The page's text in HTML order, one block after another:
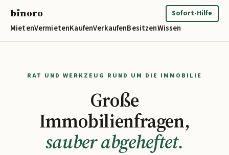
bınoro
MietenVermietenKaufenVerkaufenBesitzenWissen
Sofort-Hilfe
RAT UND WERKZEUG RUND UM DIE IMMOBILIE
Große
Immobilienfragen,
sauber abgeheftet.